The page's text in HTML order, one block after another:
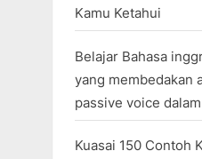
Kamu Ketahui
Belajar Bahasa
yang membedakan
passive voice
Kuasai 150 Contoh